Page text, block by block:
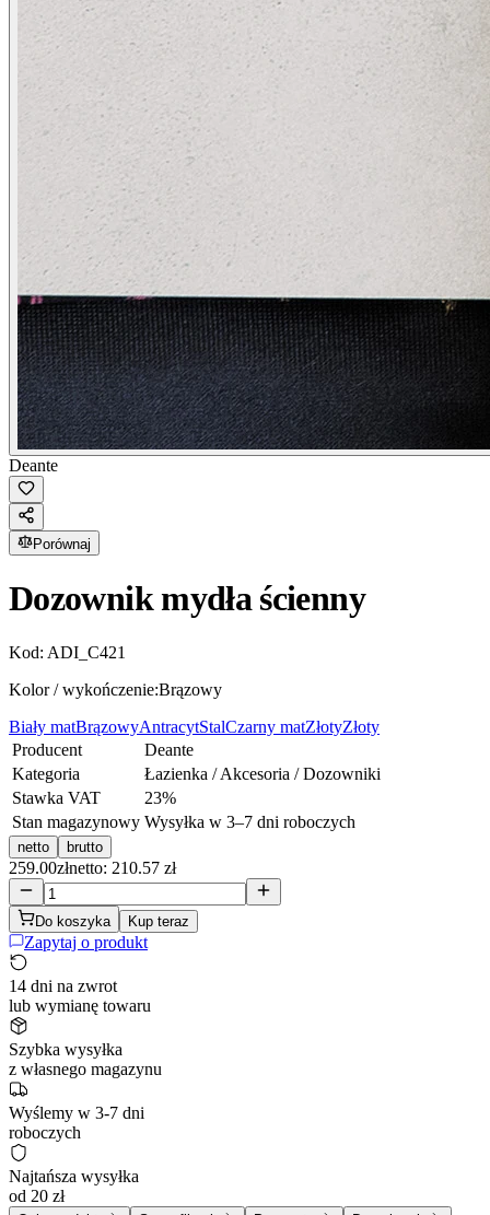
Deante
Porównaj
Dozownik mydła ścienny
Kod: ADI_C421
Kolor / wykończenie:Brązowy
Biały matBrązowyAntracytStalCzarny matZłotyZłoty
Producent
Deante
Kategoria
Łazienka / Akcesoria / Dozowniki
Stawka VAT
23%
Stan magazynowy Wysyłka w 3–7 dni roboczych
netto brutto
259.00złnetto: 210.57 zł
Do koszyka Kup teraz
Zapytaj o produkt
14 dni na zwrot
lub wymianę towaru
Szybka wysyłka
z własnego magazynu
Wyślemy w 3-7 dni
roboczych
Najtańsza wysyłka
od 20 zł